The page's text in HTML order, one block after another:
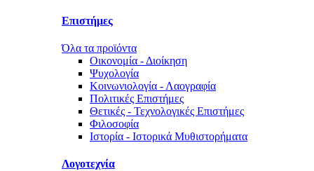
Επιστήμες
Όλα τα προϊόντα
Οικονομία - Διοίκηση
Ψυχολογία
Κοινωνιολογία - Λαογραφία
Πολιτικές Eπιστήμες
Θετικές - Τεχνολογικές Επιστήμες
Φιλοσοφία
Ιστορία - Ιστορικά Μυθιστορήματα
Λογοτεχνία